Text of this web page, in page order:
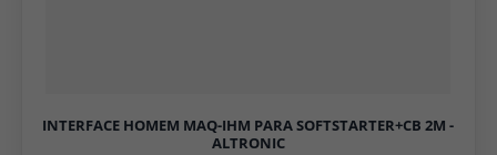
INTERFACE HOMEM MAQ-IHM PARA SOFTSTARTER+CB 2M -
ALTRONIC